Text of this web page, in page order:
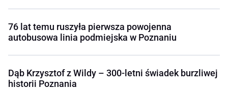
76 lat temu ruszyła pierwsza powojenna
autobusowa linia podmiejska w Poznaniu
Dąb Krzysztof z Wildy – 300-letni świadek burzliwej
historii Poznania